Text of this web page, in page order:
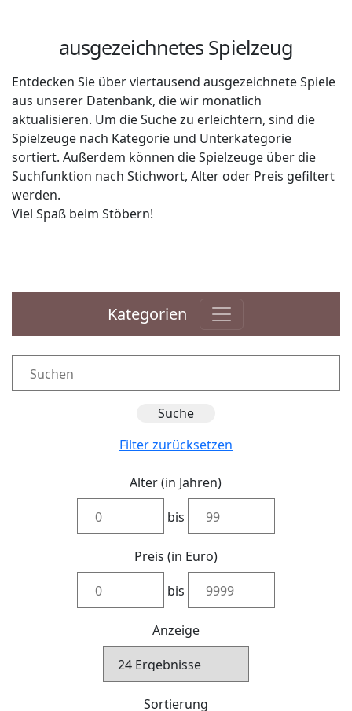
ausgezeichnetes Spielzeug
Entdecken Sie über viertausend ausgezeichnete Spiele
aus unserer Datenbank, die wir monatlich
aktualisieren. Um die Suche zu erleichtern, sind die
Spielzeuge nach Kategorie und Unterkategorie
sortiert. Außerdem können die Spielzeuge über die
Suchfunktion nach Stichwort, Alter oder Preis gefiltert
werden.
Viel Spaß beim Stöbern!
Kategorien
Filter zurücksetzen
Alter (in Jahren)
bis
Preis (in Euro)
bis
Anzeige
Sortierung